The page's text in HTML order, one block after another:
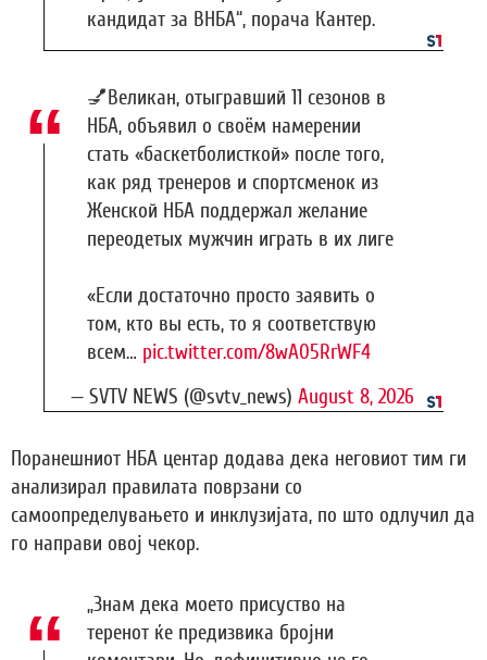
кандидат за ВНБА“, порача Кантер.
💅Великан, отыгравший 11 сезонов в
НБА, объявил о своём намерении
стать «баскетболисткой» после того,
как ряд тренеров и спортсменок из
Женской НБА поддержал желание
переодетых мужчин играть в их лиге
«Если достаточно просто заявить о
том, кто вы есть, то я соответствую
всем… pic.twitter.com/8wA05RrWF4
— SVTV NEWS (@svtv_news) August 8, 2026
Поранешниот НБА центар додава дека неговиот тим ги
анализирал правилата поврзани со
самоопределувањето и инклузијата, по што одлучил да
го направи овој чекор.
„Знам дека моето присуство на
теренот ќе предизвика бројни